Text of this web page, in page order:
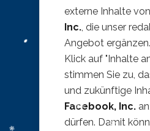
externe Inhalte von
Inc. , die unser
Angebot
Klick auf "Inhalte
stimmen Sie zu,
und zukünftige
Facebook, Inc.
dürfen. Damit